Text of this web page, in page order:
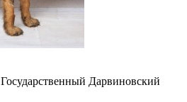
Государственный Дарвиновский